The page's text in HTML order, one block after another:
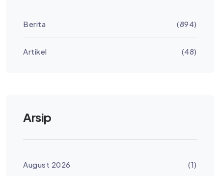
Berita (894)
Artikel (48)
Arsip
August 2026 (1)